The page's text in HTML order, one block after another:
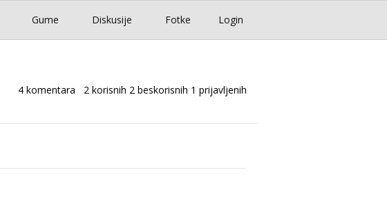
Login
Gume Diskusije Fotke
4 komentara 2 korisnih 2 beskorisnih 1 prijavljenih